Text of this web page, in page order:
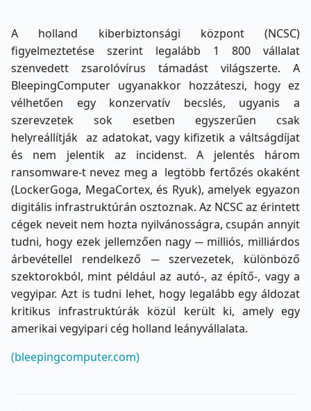
A holland kiberbiztonsági központ (NCSC)
figyelmeztetése szerint legalább 1 800 vállalat
szenvedett zsarolóvírus támadást világszerte. A
BleepingComputer ugyanakkor hozzáteszi, hogy ez
vélhetően egy konzervatív becslés, ugyanis a
szerevzetek sok esetben egyszerűen csak
helyreállítják az adatokat, vagy kifizetik a váltságdíjat
és nem jelentik az incidenst. A jelentés három
ransomware-t nevez meg a legtöbb fertőzés okaként
(LockerGoga, MegaCortex, és Ryuk), amelyek egyazon
digitális infrastruktúrán osztoznak. Az NCSC az érintett
cégek neveit nem hozta nyilvánosságra, csupán annyit
tudni, hogy ezek jellemzően nagy ─ milliós, milliárdos
árbevétellel rendelkező ─ szervezetek, különböző
szektorokból, mint például az autó-, az építő-, vagy a
vegyipar. Azt is tudni lehet, hogy legalább egy áldozat
kritikus infrastruktúrák közül került ki, amely egy
amerikai vegyipari cég holland leányvállalata.
(bleepingcomputer.com)